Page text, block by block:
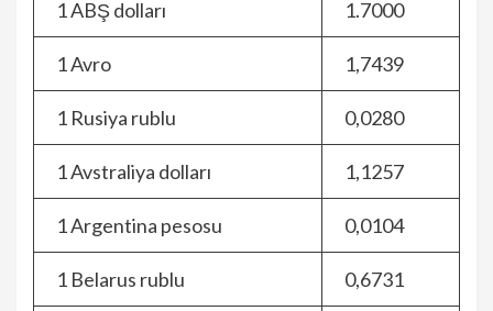
1 ABŞ dolları 1.7000
1 Avro 1,7439
1 Rusiya rublu 0,0280
1 Avstraliya dolları 1,1257
1 Argentina pesosu 0,0104
1 Belarus rublu 0,6731